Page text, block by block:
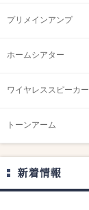
プリメインアンプ
ホームシアター
ワイヤレススピーカー
トーンアーム
新着情報